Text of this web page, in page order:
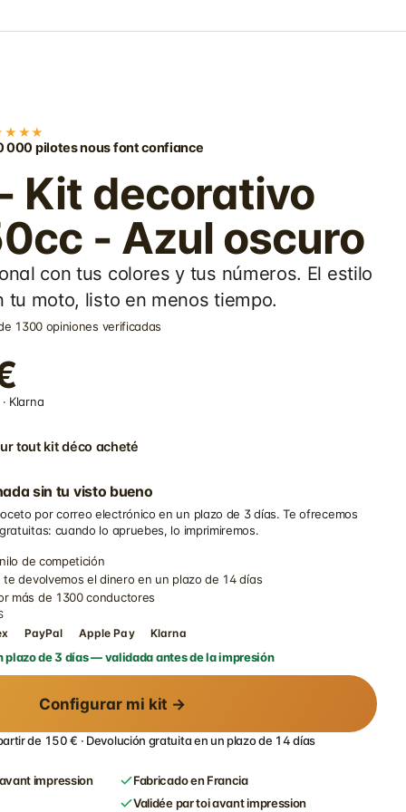
000 pilotes nous font confiance
- Kit decorativo
- Azul oscuro
con tus colores y tus números. El estilo
tu moto, listo en menos tiempo.
1300 opiniones verificadas
Klarna
tout kit déco acheté
sin tu visto bueno
por correo electrónico en un plazo de 3 días. Te ofrecemos
cuando lo apruebes, lo imprimiremos.
de competición
devolvemos el dinero en un plazo de 14 días
más de 1300 conductores
PayPal Apple Pay Klarna
plazo de 3 días — validada antes de la impresión
Configurar mi kit →
de 150 € · Devolución gratuita en un plazo de 14 días
impression
Fabricado en Francia
Validée par toi avant impression